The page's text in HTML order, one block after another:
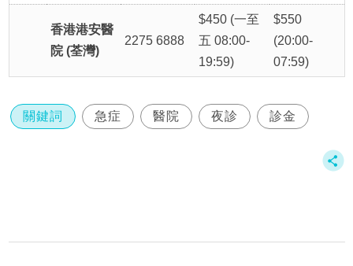
香港港安醫
院 (荃灣)
2275 6888
$450 (一至
五 08:00-
19:59)
$550
(20:00-
07:59)
關鍵詞 急症 醫院 夜診 診金